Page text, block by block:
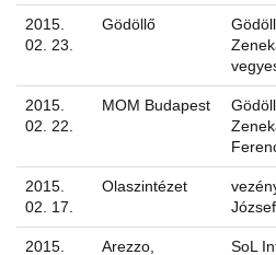
2015.
02. 23.
Gödöllő
2015.
02. 22.
MOM Budapest
2015.
02. 17.
Olaszintézet
József
2015.
Arezzo,
SoL